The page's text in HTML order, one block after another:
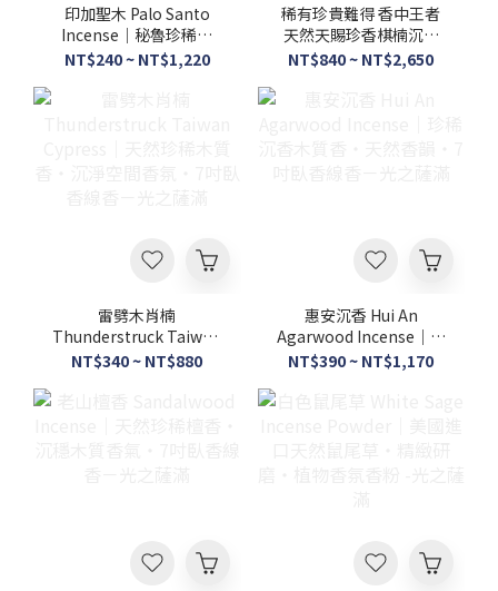
印加聖木 Palo Santo
Incense｜秘魯珍稀聖
木・天然植物香氣・7吋
臥香線香 -光之薩滿
NT$240 ~ NT$1,220
稀有珍貴難得 香中王者
天然天賜珍香棋楠沉香
棋楠沉香線香 5g 10g
20g - 光之薩滿
NT$840 ~ NT$2,650
雷劈木肖楠
Thunderstruck Taiwan
Cypress｜天然珍稀木質
NT$340 ~ NT$880
惠安沉香 Hui An
Agarwood Incense｜珍
稀沉香木質香・天然香
NT$390 ~ NT$1,170